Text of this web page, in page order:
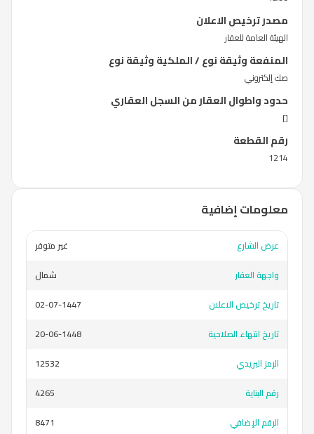
مصدر ترخيص الاعلان
الهيئة العامة للعقار
المنفعة وثيقة نوع / الملكية وثيقة نوع
صك إلكتروني
حدود واطوال العقار من السجل العقاري
[]
رقم القطعة
1214
معلومات إضافية
عرض الشارع
غير متوفر
واجهة العقار
شمال
تاريخ ترخيص الاعلان
02-07-1447
تاريخ انتهاء الصلاحية
20-06-1448
الرمز البريدي
12532
رقم البناية
4265
الرقم الإضافي
8471